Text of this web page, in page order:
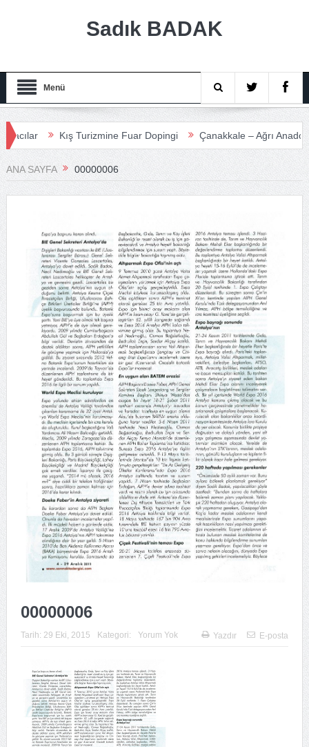
Sadık BADAK
Menü
Kış Turizmine Fuar Dopingi Çanakkale – Ağrı Anadolu
ANA SAYFA 00000006
00000006
Tarih: 29 Eki, 2015 Kategori: Yorum Yok Yazdır E-posta